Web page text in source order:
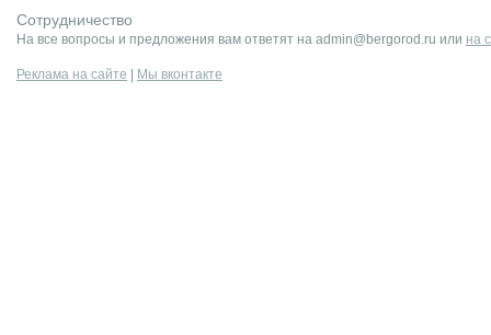
Сотрудничество
На все вопросы и предложения вам ответят на admin@bergorod.ru или на
Реклама на сайте Мы вконтакте